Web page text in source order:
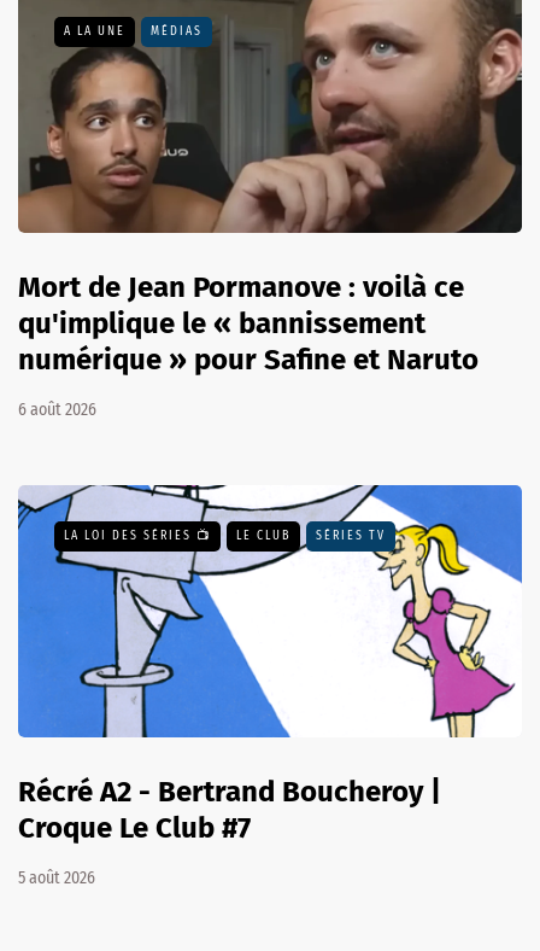
A LA UNE MÉDIAS
Mort de Jean Pormanove : voilà ce
qu'implique le « bannissement
numérique » pour Safine et Naruto
6 août 2026
LA LOI DES SÉRIES 📺 LE CLUB SÉRIES TV
Récré A2 - Bertrand Boucheroy |
Croque Le Club #7
5 août 2026